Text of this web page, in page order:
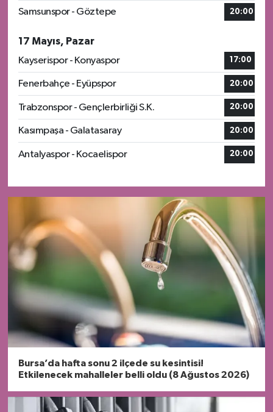
Samsunspor - Göztepe 20:00
17 Mayıs, Pazar
Kayserispor - Konyaspor
17:00
Fenerbahçe - Eyüpspor 20:00
Trabzonspor - Gençlerbirliği S.K. 20:00
Kasımpaşa - Galatasaray 20:00
Antalyaspor - Kocaelispor 20:00
Bursa’da hafta sonu 2 ilçede su kesintisi!
Etkilenecek mahalleler belli oldu (8 Ağustos 2026)